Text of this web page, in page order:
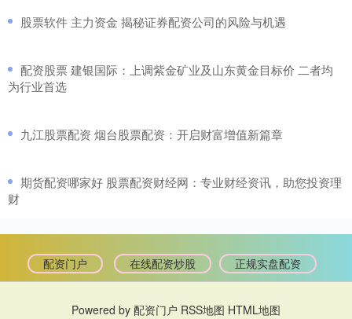
​股票软件 主力资金 揭秘证券配资公司的风险与机遇
​配资股票 建银国际：上调紫金矿业及山东黄金目标价 二者均
为行业首选
​九江股票配资 烟台股票配资：开启财富增值新篇章
​期货配资哪家好 股票配资财经网：专业财经资讯，助您投资理
财
配资门户 在线配资炒股 正规实盘配资
Powered by 配资门户 RSS地图 HTML地图